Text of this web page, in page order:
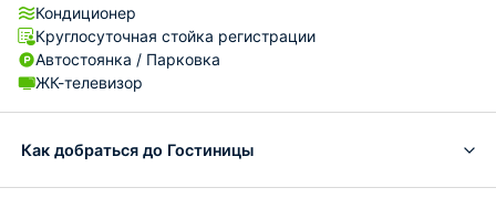
Кондиционер
Круглосуточная стойка регистрации
Автостоянка / Парковка
ЖК-телевизор
Как добраться до Гостиницы